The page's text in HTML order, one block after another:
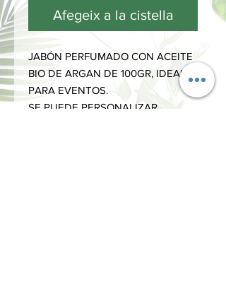
Afegeix a la cistella
JABÓN PERFUMADO CON ACEITE
BIO DE ARGAN DE 100GR, IDEAL
PARA EVENTOS.
SE PUEDE PERSONALIZAR.